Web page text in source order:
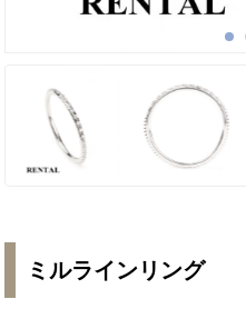
ミルラインリング